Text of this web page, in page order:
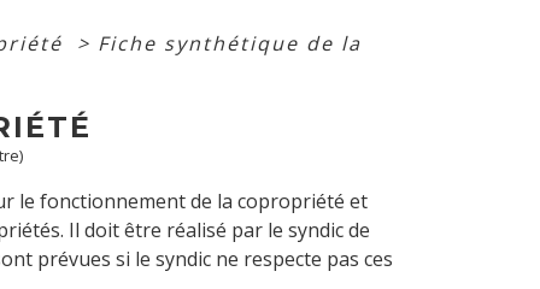
> Fiche synthétique de la
le fonctionnement de la copropriété et
Il doit être réalisé par le syndic de
prévues si le syndic ne respecte pas ces